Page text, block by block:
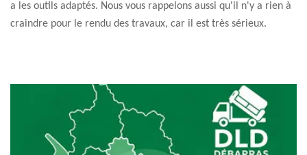
a les outils adaptés. Nous vous rappelons aussi qu'il n'y a rien à
craindre pour le rendu des travaux, car il est très sérieux.